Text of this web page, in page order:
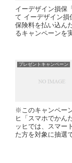
イーデザイン損保
て イーデザイン損
保険料を払い込ん
るキャンペーンを
プレゼントキャンペーン
※このキャンペー
ヒ「スマホでかん
ッヒでは、スマー
た方を対象に抽選